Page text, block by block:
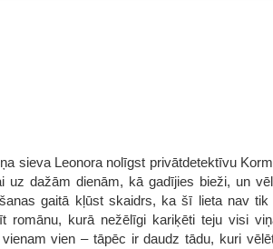
sieva Leonora nolīgst privātdetektīvu
dažām dienām, kā gadījies bieži, un
gaitā kļūst skaidrs, ka šī lieta nav
romānu, kurā nežēlīgi kariķēti teju visi
vien – tāpēc ir daudz tādu, kuri